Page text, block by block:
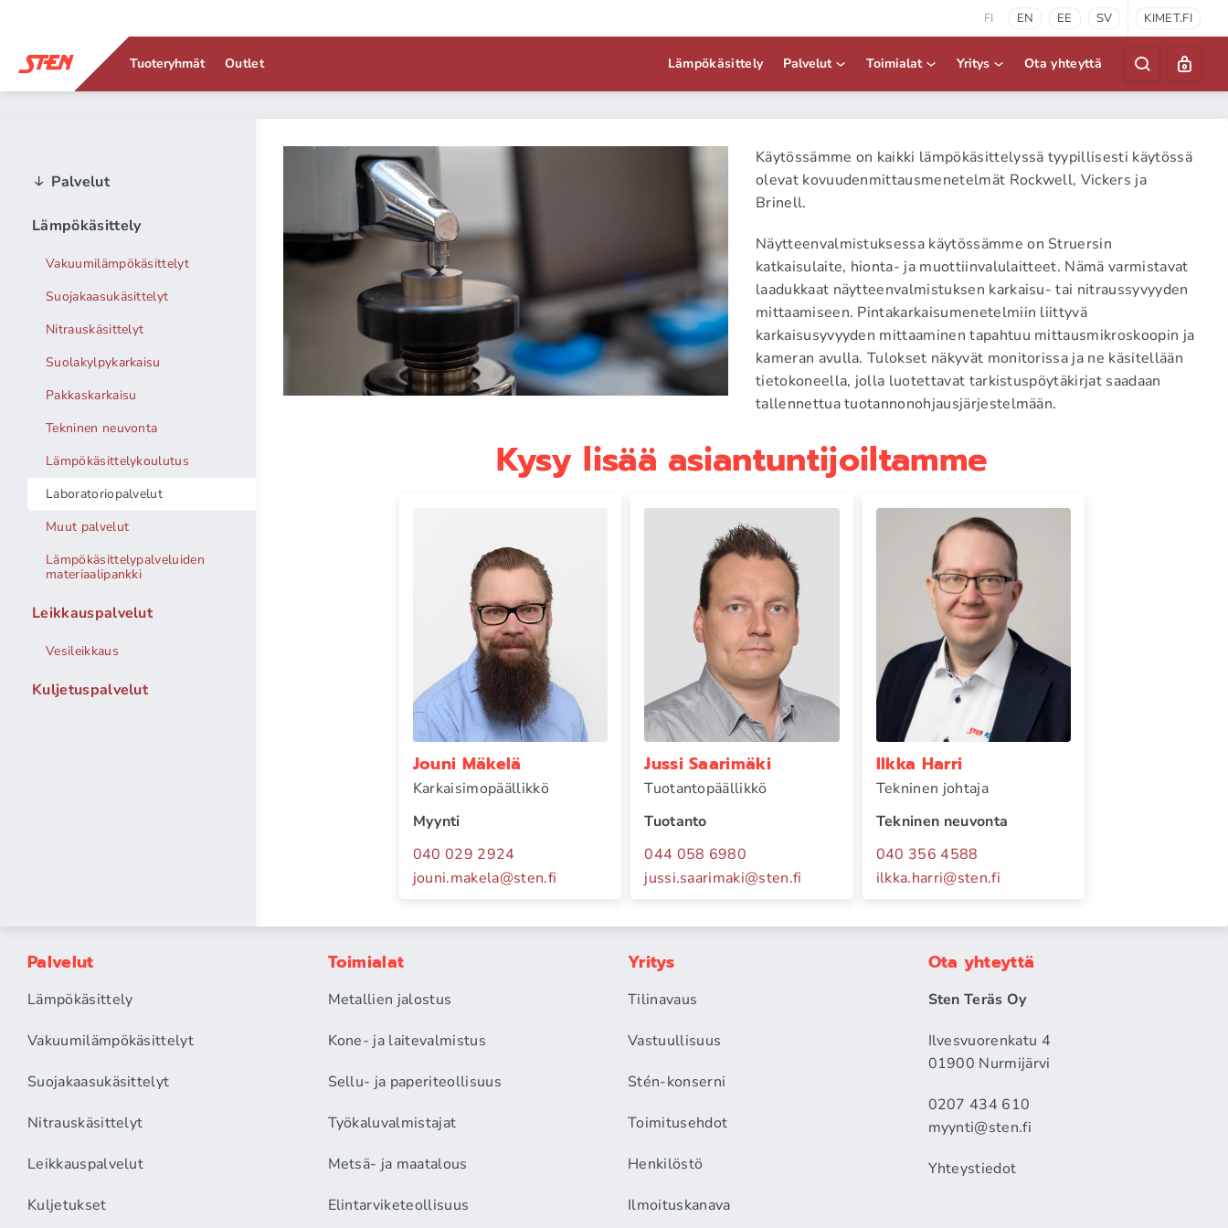
FI EN EE SV KIMET.FI
Tuoteryhmät Outlet Lämpökäsittely Palvelut Toimialat Yritys Ota yhteyttä
Palvelut
Lämpökäsittely
Vakuumilämpökäsittelyt
Suojakaasukäsittelyt
Nitrauskäsittelyt
Suolakylpykarkaisu
Pakkaskarkaisu
Tekninen neuvonta
Lämpökäsittelykoulutus
Laboratoriopalvelut
Muut palvelut
Lämpökäsittelypalveluiden
materiaalipankki
Leikkauspalvelut
Vesileikkaus
Kuljetuspalvelut
Laboratoriopalvelut
Lämpökäsiteltyjen komponenttien laatua valvotaan karkaisimon
nykyaikaisessa, täysin uusitussa laboratoriossa.
Käytössämme on kaikki lämpökäsittelyssä tyypillisesti käytössä
olevat kovuudenmittausmenetelmät Rockwell, Vickers ja
Brinell.
Näytteenvalmistuksessa käytössämme on Struersin
katkaisulaite, hionta- ja muottiinvalulaitteet. Nämä varmistavat
laadukkaat näytteenvalmistuksen karkaisu- tai nitraussyvyyden
mittaamiseen. Pintakarkaisumenetelmiin liittyvä
karkaisusyvyyden mittaaminen tapahtuu mittausmikroskoopin ja
kameran avulla. Tulokset näkyvät monitorissa ja ne käsitellään
tietokoneella, jolla luotettavat tarkistuspöytäkirjat saadaan
tallennettua tuotannonohjausjärjestelmään.
Kysy lisää asiantuntijoiltamme
Jouni Mäkelä
Karkaisimopäällikkö
Myynti
040 029 2924
jouni.makela@sten.fi
Jussi Saarimäki
Tuotantopäällikkö
Tuotanto
044 058 6980
jussi.saarimaki@sten.fi
Ilkka Harri
Tekninen johtaja
Tekninen neuvonta
040 356 4588
ilkka.harri@sten.fi
Palvelut
Lämpökäsittely
Vakuumilämpökäsittelyt
Suojakaasukäsittelyt
Nitrauskäsittelyt
Leikkauspalvelut
Kuljetukset
Toimialat
Metallien jalostus
Kone- ja laitevalmistus
Sellu- ja paperiteollisuus
Työkaluvalmistajat
Metsä- ja maatalous
Elintarviketeollisuus
Yritys
Tilinavaus
Vastuullisuus
Stén-konserni
Toimitusehdot
Henkilöstö
Ilmoituskanava
Ota yhteyttä
Sten Teräs Oy
Ilvesvuorenkatu 4
01900 Nurmijärvi
0207 434 610
myynti@sten.fi
Yhteystiedot